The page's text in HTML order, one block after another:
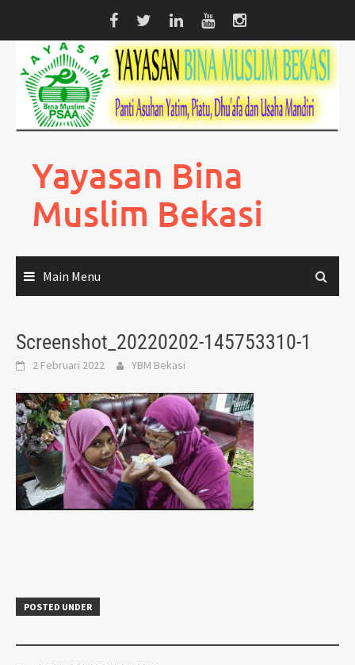
content
Yayasan Bina
Muslim Bekasi
Main Menu
Screenshot_20220202-145753310-1
2 Februari 2022 YBM Bekasi
POSTED UNDER